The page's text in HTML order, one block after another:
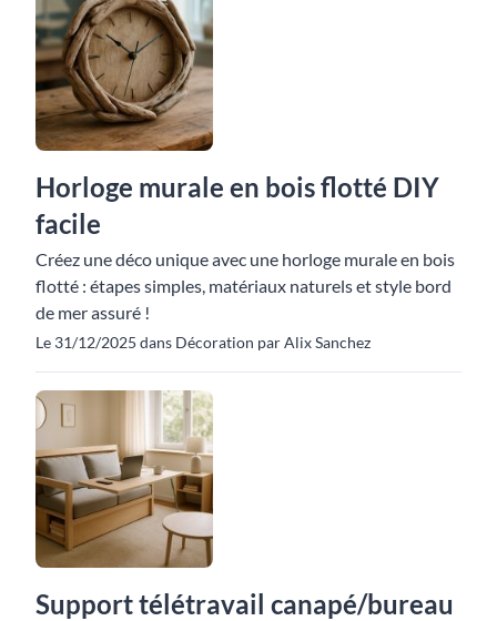
Horloge murale en bois flotté DIY
facile
Créez une déco unique avec une horloge murale en bois
flotté : étapes simples, matériaux naturels et style bord
de mer assuré !
Le 31/12/2025 dans Décoration par Alix Sanchez
Support télétravail canapé/bureau